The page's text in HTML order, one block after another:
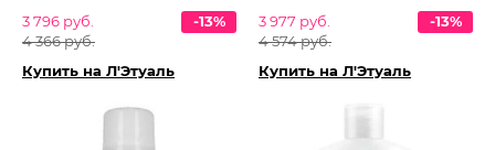
3 796 руб.
4 366 руб.
-13%
Купить на Л'Этуаль
3 977 руб.
4 574 руб.
-13%
Купить на Л'Этуаль